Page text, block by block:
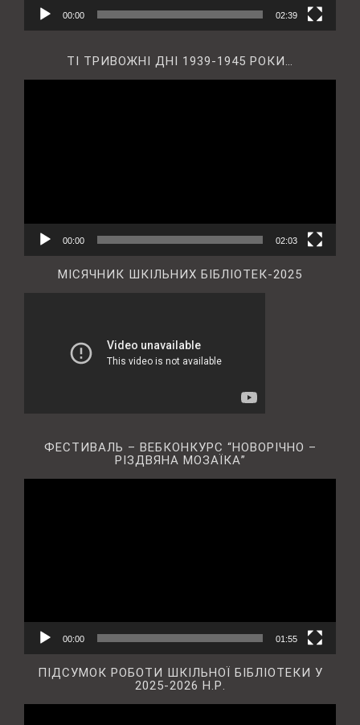
00:00 02:39
ТІ ТРИВОЖНІ ДНІ 1939-1945 РОКИ…
00:00 02:03
МІСЯЧНИК ШКІЛЬНИХ БІБЛІОТЕК-2025
ФЕСТИВАЛЬ – ВЕБКОНКУРС “НОВОРІЧНО –
РІЗДВЯНА МОЗАЇКА”
00:00 01:55
ПІДСУМОК РОБОТИ ШКІЛЬНОЇ БІБЛІОТЕКИ У
2025-2026 Н.Р.